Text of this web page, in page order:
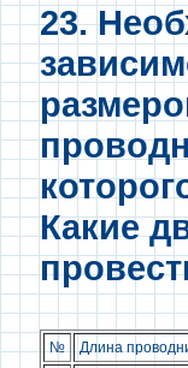
23.
Какие
№ Длина